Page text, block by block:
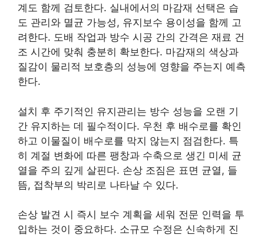
계도 함께 검토한다. 실내에서의 마감재 선택은 습
도 관리와 멸균 가능성, 유지보수 용이성을 함께 고
려한다. 도배 작업과 방수 시공 간의 간격은 재료 건
조 시간에 맞춰 충분히 확보한다. 마감재의 색상과
질감이 물리적 보호층의 성능에 영향을 주는지 예측
한다.
설치 후 주기적인 유지관리는 방수 성능을 오랜 기
간 유지하는 데 필수적이다. 우천 후 배수로를 확인
하고 이물질이 배수로를 막지 않는지 점검한다. 특
히 계절 변화에 따른 팽창과 수축으로 생긴 미세 균
열을 주의 깊게 살핀다. 손상 조짐은 표면 균열, 들
뜸, 접착부의 박리로 나타날 수 있다.
손상 발견 시 즉시 보수 계획을 세워 전문 인력을 투
입하는 것이 중요하다. 소규모 수정은 신속하게 진